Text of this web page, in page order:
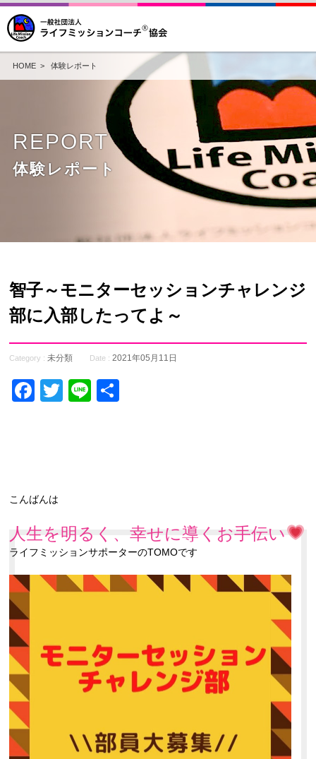
HOME> 体験レポート
REPORT
体験レポート
智子～モニターセッションチャレンジ
部に入部したってよ～
Category :未分類 Date : 2021年05月11日
Facebook
Twitter
Line
こんばんは
人生を明るく、幸せに導くお手伝い
ライフミッションサポーターのTOMOです